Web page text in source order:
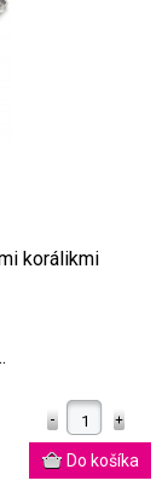
korálikmi